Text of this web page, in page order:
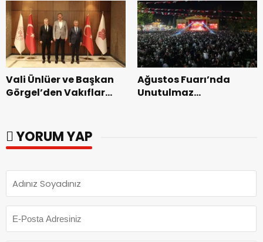
dönemin ön kayıtları
başladı.
Vali Ünlüer ve Başkan
Görgel’den Vakıflar
Ağustos Fuarı’nda
Unutulmaz
YORUM YAP